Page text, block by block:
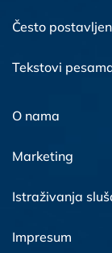
Često
Tekstovi
O nama
Marketing
Istraživanja
Impresum